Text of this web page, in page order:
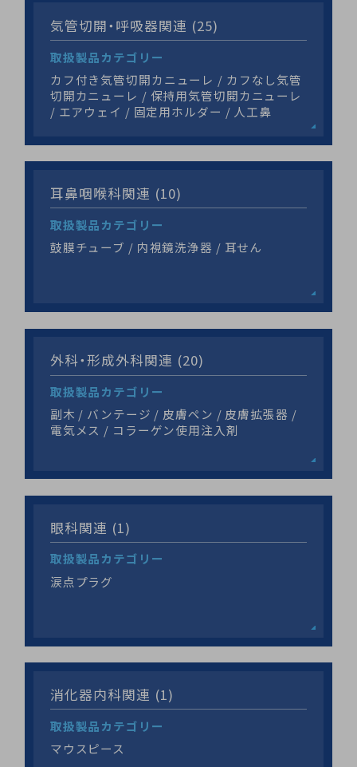
気管切開・呼吸器関連 (25)
取扱製品カテゴリー
カフ付き気管切開カニューレ / カフなし気管
切開カニューレ / 保持用気管切開カニューレ
/ エアウェイ / 固定用ホルダー / 人工鼻
耳鼻咽喉科関連 (10)
取扱製品カテゴリー
鼓膜チューブ / 内視鏡洗浄器 / 耳せん
外科・形成外科関連 (20)
取扱製品カテゴリー
副木 / バンテージ / 皮膚ペン / 皮膚拡張器 /
電気メス / コラーゲン使用注入剤
眼科関連 (1)
取扱製品カテゴリー
涙点プラグ
消化器内科関連 (1)
取扱製品カテゴリー
マウスピース